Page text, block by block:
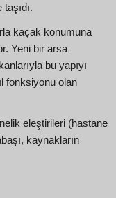
kaçak konumuna
Yeni bir arsa
bu yapıyı
fonksiyonu olan
eleştirileri (hastane
kaynakların